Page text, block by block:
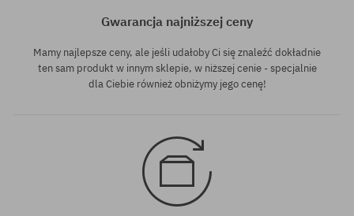
Gwarancja najniższej ceny
Mamy najlepsze ceny, ale jeśli udałoby Ci się znaleźć dokładnie
ten sam produkt w innym sklepie, w niższej cenie - specjalnie
dla Ciebie również obniżymy jego cenę!